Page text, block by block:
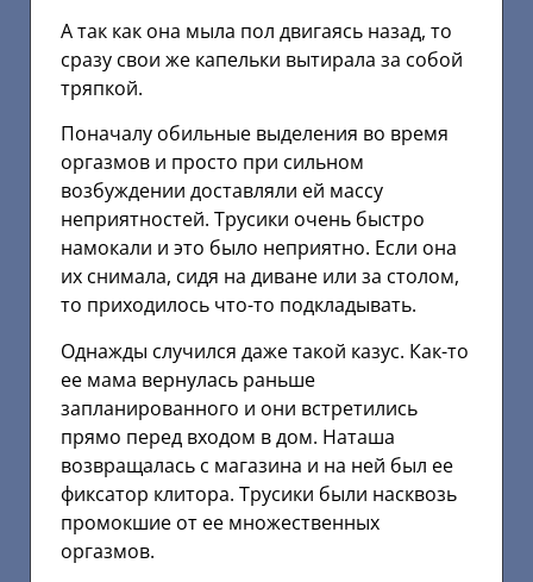
А так как она мыла пол двигаясь назад, то
сразу свои же капельки вытирала за собой
тряпкой.
Поначалу обильные выделения во время
оргазмов и просто при сильном
возбуждении доставляли ей массу
неприятностей. Трусики очень быстро
намокали и это было неприятно. Если она
их снимала, сидя на диване или за столом,
то приходилось что-то подкладывать.
Однажды случился даже такой казус. Как-то
ее мама вернулась раньше
запланированного и они встретились
прямо перед входом в дом. Наташа
возвращалась с магазина и на ней был ее
фиксатор клитора. Трусики были насквозь
промокшие от ее множественных
оргазмов.